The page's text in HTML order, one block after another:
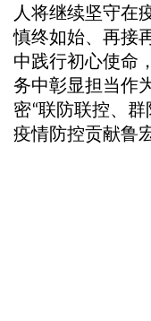
人将继续坚守在
慎终如始、再接
中践行初心使命
务中彰显担当作
密“联防联控、群
疫情防控贡献鲁